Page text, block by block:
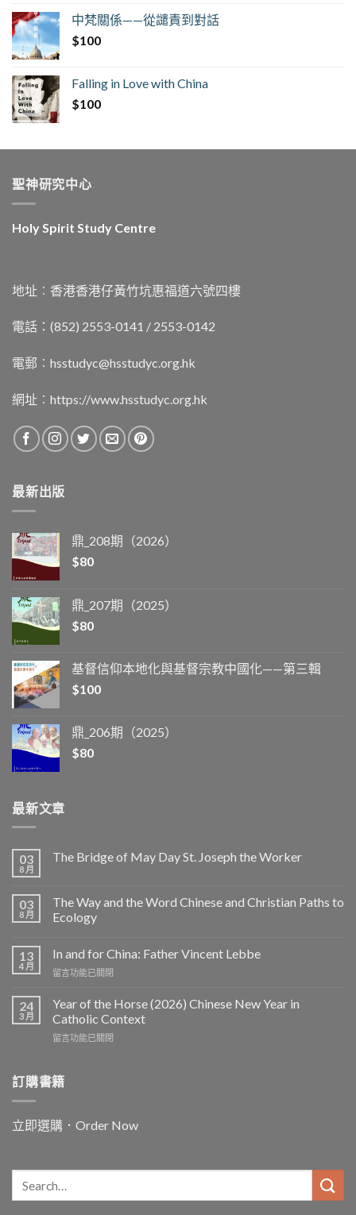
中梵關係——從譴責到對話
$100
Falling in Love with China
$100
聖神研究中心
Holy Spirit Study Centre
地址︰香港香港仔黃竹坑惠福道六號四樓
電話：(852) 2553-0141 / 2553-0142
電郵︰ hsstudyc@hsstudyc.org.hk
網址︰ https://www.hsstudyc.org.hk
最新出版
鼎_208期（2026）
$80
鼎_207期（2025）
$80
基督信仰本地化與基督宗教中國化——第三輯
$100
鼎_206期（2025）
$80
最新文章
03
8 月
The Bridge of May Day St. Joseph the Worker
03
8 月
The Way and the Word Chinese and Christian Paths to
Ecology
13
4 月
In and for China: Father Vincent Lebbe
在
and
for
China:
Father
中
留言功能已關閉
24
3 月
Year of the Horse (2026) Chinese New Year in
Catholic Context
在
the
Horse
Chinese
New
Catholic
Context〉
中
留言功能已關閉
訂購書籍
立即選購．Order Now